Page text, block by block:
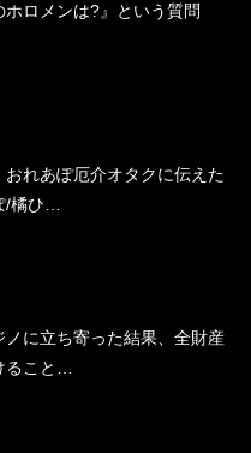
ホロメンは?』という質問
おれあぽ厄介オタクに伝えた
/橘ひ…
ノに立ち寄った結果、全財産
ること…